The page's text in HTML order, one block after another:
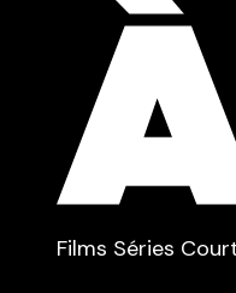
Films Séries